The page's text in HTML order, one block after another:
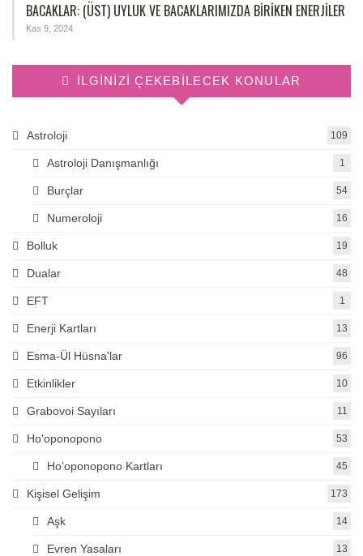
BACAKLAR: (ÜST) UYLUK VE BACAKLARIMIZDA BIRIKEN ENERJILER
Kas 9, 2024
İLGINIZI ÇEKEBILECEK KONULAR
Astroloji 109
Astroloji Danışmanlığı 1
Burçlar 54
Numeroloji 16
Bolluk 19
Dualar 48
EFT 1
Enerji Kartları 13
Esma-Ül Hüsna'lar 96
Etkinlikler 10
Grabovoi Sayıları 11
Ho'oponopono 53
Ho’oponopono Kartları 45
Kişisel Gelişim 173
Aşk 14
Evren Yasaları 13